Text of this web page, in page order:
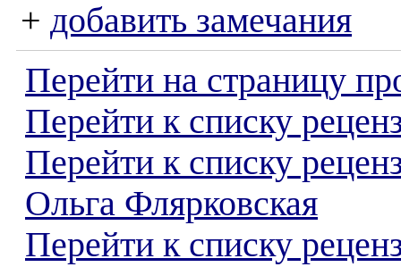
+ добавить замечания
Перейти на страницу
Перейти к списку
Перейти к списку
Ольга Флярковская
Перейти к списку